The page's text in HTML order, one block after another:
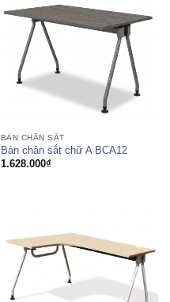
BÀN CHÂN SẮT
Bàn chân sắt chữ A BCA12
1.628.000₫